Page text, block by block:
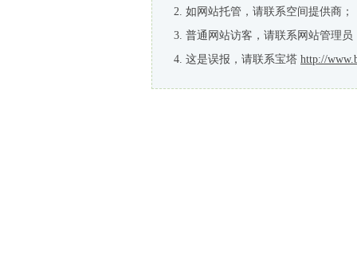
如网站托管，请联系空间提供商；
普通网站访客，请联系网站管理员
这是误报，请联系宝塔 http://